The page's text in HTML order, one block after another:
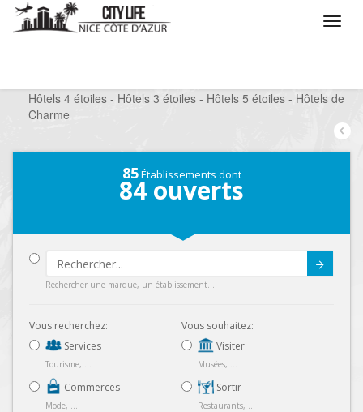
Hôtels 4 étoiles - Hôtels 3 étoiles - Hôtels 5 étoiles - Hôtels de
Charme
85Établissements dont
84 ouverts
Rechercher une marque, un établissement...
Vous recherchez:
Services
Tourisme, ...
Commerces
Mode, ...
Vous souhaitez:
Visiter
Musées, ...
Sortir
Restaurants, ...